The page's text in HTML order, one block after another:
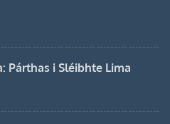
Párthas i Sléibhte Lima